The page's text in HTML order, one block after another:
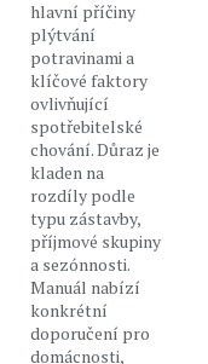
hlavní příčiny
plýtvání
potravinami a
klíčové faktory
ovlivňující
spotřebitelské
chování. Důraz je
kladen na
rozdíly podle
typu zástavby,
příjmové skupiny
a sezónnosti.
Manuál nabízí
konkrétní
doporučení pro
domácnosti,